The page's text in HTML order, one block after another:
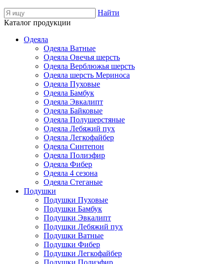
Найти
Каталог продукции
Одеяла
Одеяла Ватные
Одеяла Овечья шерсть
Одеяла Верблюжья шерсть
Одеяла шерсть Мериноса
Одеяла Пуховые
Одеяла Бамбук
Одеяла Эвкалипт
Одеяла Байковые
Одеяла Полушерстяные
Одеяла Лебяжий пух
Одеяла Легкофайбер
Одеяла Синтепон
Одеяла Полиэфир
Одеяла Фибер
Одеяла 4 сезона
Одеяла Стеганые
Подушки
Подушки Пуховые
Подушки Бамбук
Подушки Эвкалипт
Подушки Лебяжий пух
Подушки Ватные
Подушки Фибер
Подушки Легкофайбер
Подушки Полиэфир